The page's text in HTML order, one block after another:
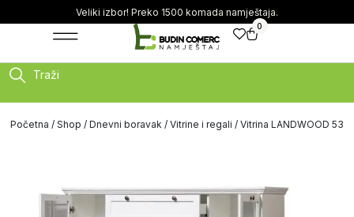
Veliki izbor! Preko 1500 komada namještaja.
0
Traži
Početna / Shop / Dnevni boravak / Vitrine i regali / Vitrina LANDWOOD 53